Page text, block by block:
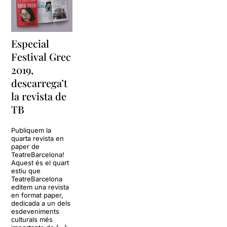
Especial
Festival Grec
2019,
descarrega’t
la revista de
TB
Publiquem la
quarta revista en
paper de
TeatreBarcelona!
Aquest és el quart
estiu que
TeatreBarcelona
editem una revista
en format paper,
dedicada a un dels
esdeveniments
culturals més